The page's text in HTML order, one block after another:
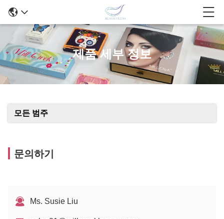
제품 세부 정보
모든 범주
문의하기
Ms. Susie Liu